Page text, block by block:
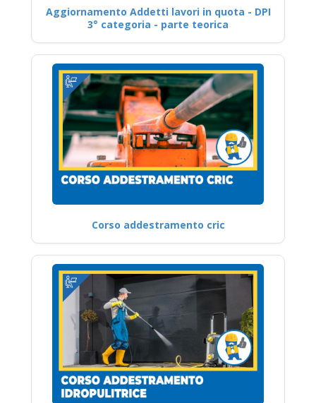
Aggiornamento Addetti lavori in quota - DPI
3° categoria - parte teorica
Corso addestramento cric